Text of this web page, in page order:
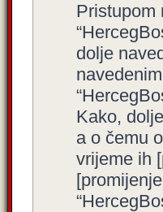
Pristupom
dolje
Kako,
a o čemu
vrijeme ih